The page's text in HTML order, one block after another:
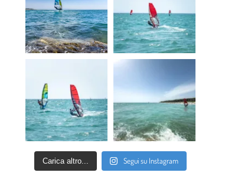
Carica altro... Segui su Instagram